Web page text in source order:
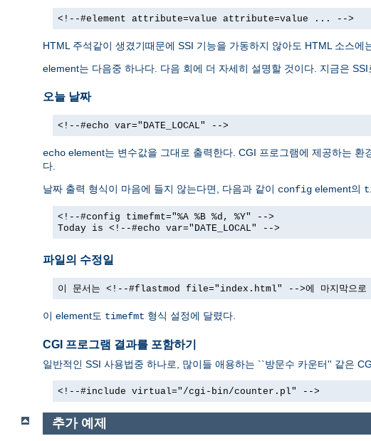
<!--#element attribute=value attribute=value ... -->
HTML 주석같이 생겼기때문에 SSI 기능을 가동하지 않아도 HTML 소스
element는 다음중 하나다. 다음 회에 더 자세히 설명할 것이다. 지금은
오늘 날짜
<!--#echo var="DATE_LOCAL" -->
echo element는 변수값을 그대로 출력한다. CGI 프로그램에 제공하는 환
다.
날짜 출력 형식이 마음에 들지 않는다면, 다음과 같이 config element의
<!--#config timefmt="%A %B %d, %Y" -->
Today is <!--#echo var="DATE_LOCAL" -->
파일의 수정일
이 문서는 <!--#flastmod file="index.html" -->에 마지막으로
이 element도 timefmt 형식 설정에 달렸다.
CGI 프로그램 결과를 포함하기
일반적인 SSI 사용법중 하나로, 많이들 애용하는 ``방문수 카운터'' 같은
<!--#include virtual="/cgi-bin/counter.pl" -->
추가 예제